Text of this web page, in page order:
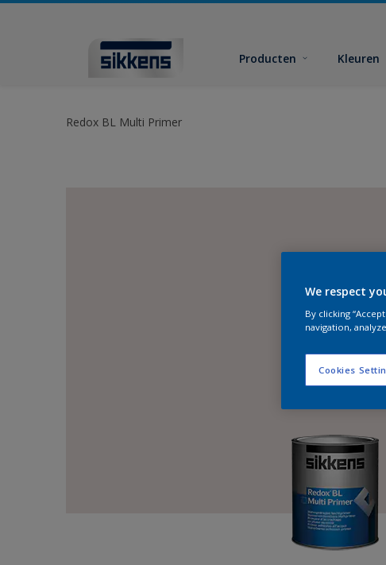
Producten Kleuren
Redox BL Multi Primer
We respect
By clicking
navigation,
Cookies